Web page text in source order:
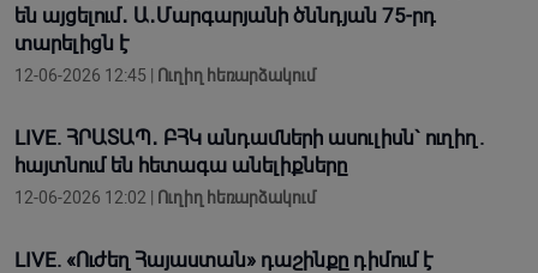
են այցելում․ Ա․Մարգարյանի ծննդյան 75-րդ
տարելիցն է
12-06-2026 12:45 | Ուղիղ հեռարձակում
LIVE. ՀՐԱՏԱՊ․ ԲՀԿ անդամների ասուլիսն` ուղիղ.
հայտնում են հետագա անելիքները
12-06-2026 12:02 | Ուղիղ հեռարձակում
LIVE. «Ուժեղ Հայաստան» դաշինքը դիմում է